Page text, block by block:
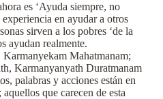
es ‘Ayuda siempre, no
en ayudar a otros
sirven a los pobres ‘de la
ayudan realmente.
Mahatmanam;
Karmanyanyath Duratmanam
palabras y acciones están en
que carecen de esta